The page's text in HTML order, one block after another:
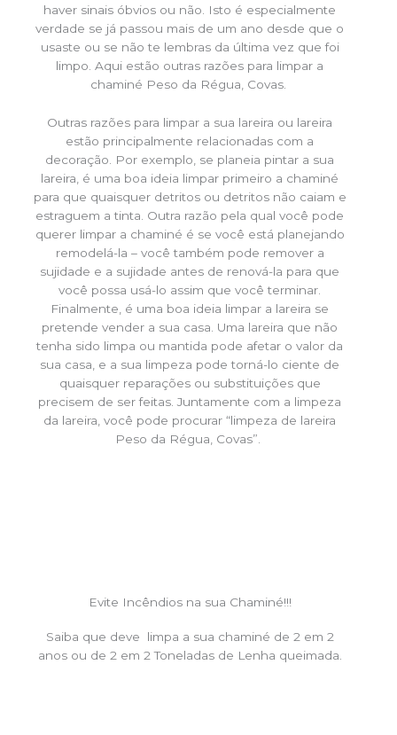
haver sinais óbvios ou não. Isto é especialmente
verdade se já passou mais de um ano desde que o
usaste ou se não te lembras da última vez que foi
limpo. Aqui estão outras razões para limpar a
chaminé Peso da Régua, Covas.
Outras razões para limpar a sua lareira ou lareira
estão principalmente relacionadas com a
decoração. Por exemplo, se planeia pintar a sua
lareira, é uma boa ideia limpar primeiro a chaminé
para que quaisquer detritos ou detritos não caiam e
estraguem a tinta. Outra razão pela qual você pode
querer limpar a chaminé é se você está planejando
remodelá-la – você também pode remover a
sujidade e a sujidade antes de renová-la para que
você possa usá-lo assim que você terminar.
Finalmente, é uma boa ideia limpar a lareira se
pretende vender a sua casa. Uma lareira que não
tenha sido limpa ou mantida pode afetar o valor da
sua casa, e a sua limpeza pode torná-lo ciente de
quaisquer reparações ou substituições que
precisem de ser feitas. Juntamente com a limpeza
da lareira, você pode procurar “limpeza de lareira
Peso da Régua, Covas”.
Evite Incêndios na sua Chaminé!!!
Saiba que deve limpa a sua chaminé de 2 em 2
anos ou de 2 em 2 Toneladas de Lenha queimada.